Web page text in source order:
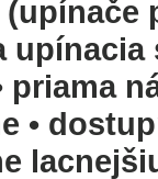
priama
•